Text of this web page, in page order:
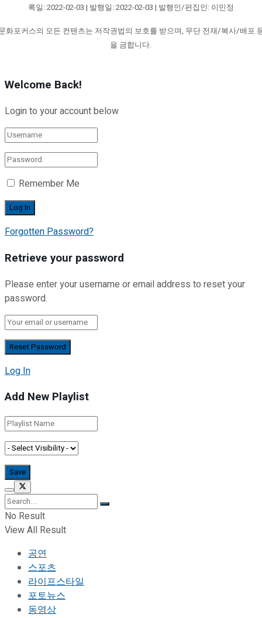
록일: 2022-02-03 | 발행일: 2022-02-03 | 발행인/편집인: 이민정
화포커스의 모든 컨텐츠는 저작권법의 보호를 받으며, 무단 전재/복사/배포
을 금합니다.
Welcome Back!
Login to your account below
Remember Me
Forgotten Password?
Retrieve your password
Please enter your username or email address to reset your
password.
Log In
Add New Playlist
No Result
View All Result
공연
스포츠
라이프스타일
포토뉴스
동영상